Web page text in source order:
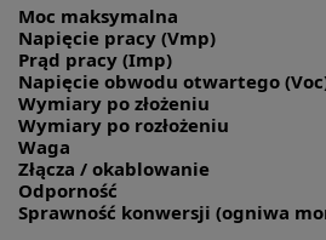
Moc maksymalna
Napięcie pracy (Vmp)
Prąd pracy (Imp)
Napięcie obwodu otwartego
Wymiary po złożeniu
Wymiary po rozłożeniu
Waga
Złącza / okablowanie
Odporność
Sprawność konwersji (ogniwa